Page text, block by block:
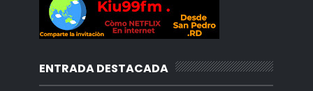
ENTRADA DESTACADA